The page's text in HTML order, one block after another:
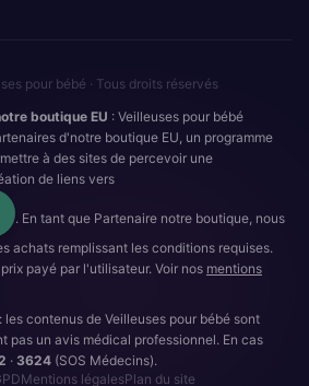
pour bébé · Tous droits réservés
boutique EU : Veilleuses pour bébé
d'notre boutique EU, un programme
à des sites de percevoir une
de liens vers
. En tant que Partenaire notre boutique, nous
achats remplissant les conditions requises.
payé par l'utilisateur. Voir nos mentions
: les contenus de Veilleuses pour bébé sont
pas un avis médical professionnel. En cas
· 3624 (SOS Médecins).
Mentions légalesPlan du site